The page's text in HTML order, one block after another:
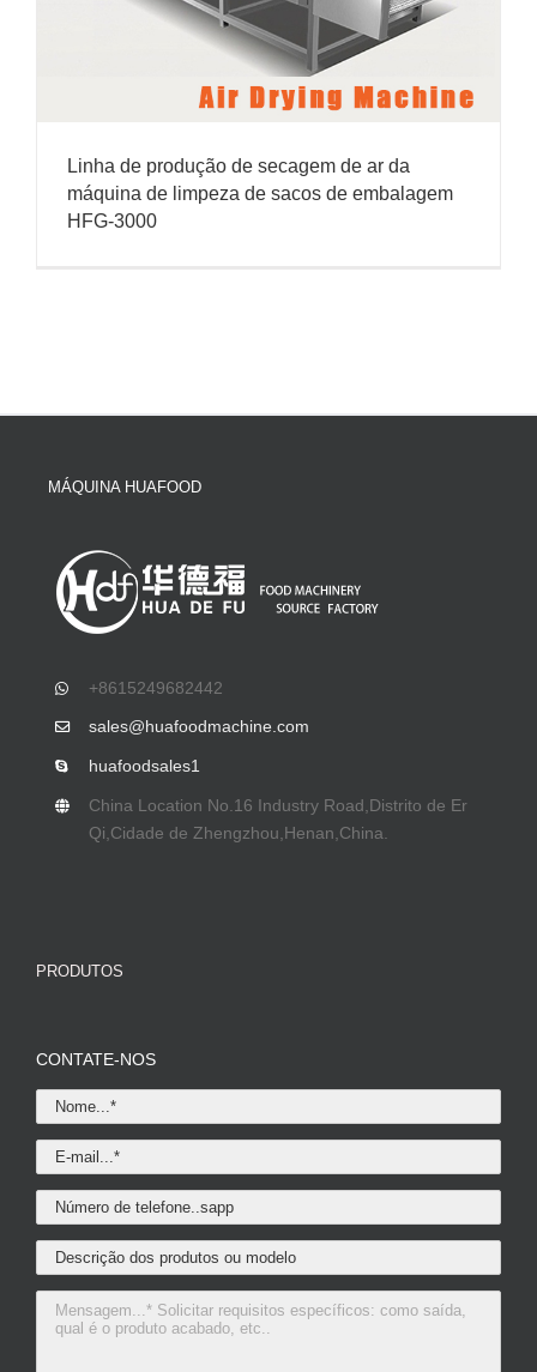
Linha de produção de secagem de ar da
máquina de limpeza de sacos de embalagem
HFG-3000
MÁQUINA HUAFOOD
+8615249682442
sales@huafoodmachine.com
huafoodsales1
China Location No.16 Industry Road ,Distrito de Er
Qi,Cidade de Zhengzhou,Henan,China.
PRODUTOS
CONTATE-NOS